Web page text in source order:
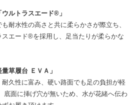
ルトラスエード®」
耐水性の高さと共に柔らかさが際立ち、
エード®を採用し、足当たりが柔らかな
草履台 ＥＶＡ」
耐久性に富み、硬い路面でも足の負担が軽
底面に挿げ穴が無いため、水が花緒へ伝わ